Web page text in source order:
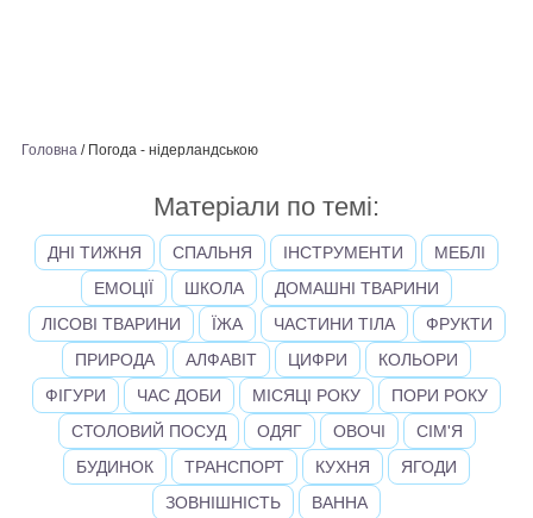
Головна / Погода - нідерландською
Матеріали по темі:
ДНІ ТИЖНЯ СПАЛЬНЯ ІНСТРУМЕНТИ
МЕБЛІ
ЕМОЦІЇ
ШКОЛА
ДОМАШНІ ТВАРИНИ
ЛІСОВІ ТВАРИНИ
ЇЖА ЧАСТИНИ ТІЛА
ФРУКТИ
ПРИРОДА
АЛФАВІТ ЦИФРИ
КОЛЬОРИ
ФІГУРИ
ЧАС ДОБИ МІСЯЦІ РОКУ
ПОРИ РОКУ
СТОЛОВИЙ ПОСУД
ОДЯГ ОВОЧІ
СІМ'Я
БУДИНОК
ТРАНСПОРТ КУХНЯ
ЯГОДИ
ЗОВНІШНІСТЬ
ВАННА